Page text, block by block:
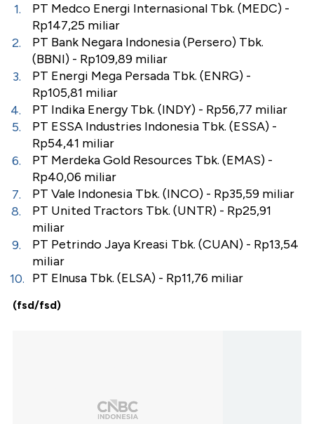
PT Medco Energi Internasional Tbk. (MEDC) -
Rp147,25 miliar
PT Bank Negara Indonesia (Persero) Tbk.
(BBNI) - Rp109,89 miliar
PT Energi Mega Persada Tbk. (ENRG) -
Rp105,81 miliar
PT Indika Energy Tbk. (INDY) - Rp56,77 miliar
PT ESSA Industries Indonesia Tbk. (ESSA) -
Rp54,41 miliar
PT Merdeka Gold Resources Tbk. (EMAS) -
Rp40,06 miliar
PT Vale Indonesia Tbk. (INCO) - Rp35,59 miliar
PT United Tractors Tbk. (UNTR) - Rp25,91
miliar
PT Petrindo Jaya Kreasi Tbk. (CUAN) - Rp13,54
miliar
PT Elnusa Tbk. (ELSA) - Rp11,76 miliar
(fsd/fsd)